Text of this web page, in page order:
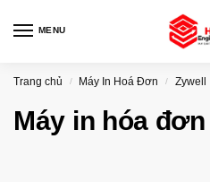
MENU
Trang chủ / Máy In Hoá Đơn / Zywell
Máy in hóa